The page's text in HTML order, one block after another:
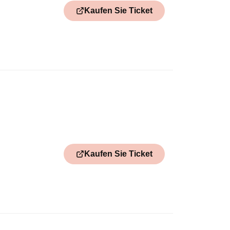
Kaufen Sie Ticket
Kaufen Sie Ticket